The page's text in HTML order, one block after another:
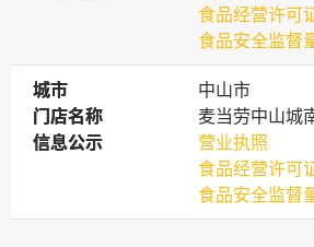
食品经营许可
食品安全监督
城市
城市
中山市
门店名称
门店名称
麦当劳中山城
信息公示
信息公示
营业执照
食品经营许可
食品安全监督